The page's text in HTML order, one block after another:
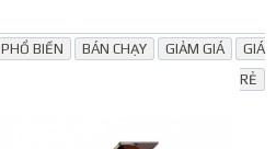
PHỔ BIẾN BÁN CHẠY GIẢM GIÁ
GIÁ
RẺ